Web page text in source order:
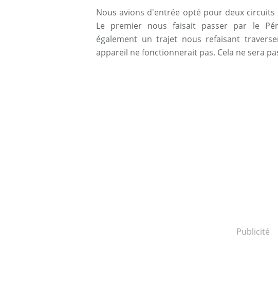
Nous avions d'entrée opté pour deux
Le premier nous faisait passer par le
également un trajet nous refaisant
appareil ne fonctionnerait pas. Cela ne sera
Publicité